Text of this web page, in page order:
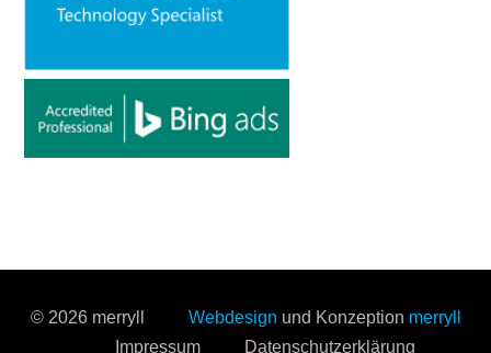
© 2026 merryll Webdesign und Konzeption merryll
Impressum
Datenschutzerklärung